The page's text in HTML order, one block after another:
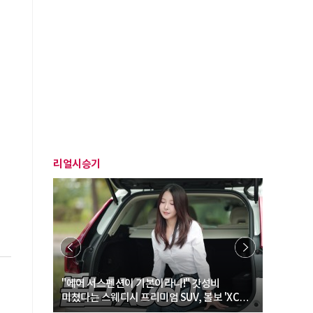
리얼시승기
"에어 서스펜션이 기본이라니!" 갓성비
미쳤다는 스웨디시 프리미엄 SUV, 볼보 'XC60